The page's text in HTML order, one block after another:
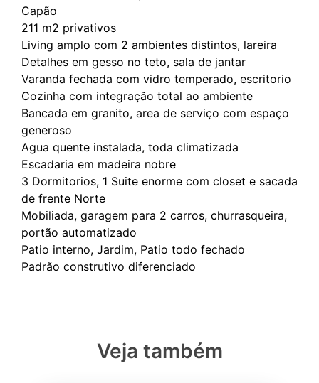
Capão
211 m2 privativos
Living amplo com 2 ambientes distintos, lareira
Detalhes em gesso no teto, sala de jantar
Varanda fechada com vidro temperado, escritorio
Cozinha com integração total ao ambiente
Bancada em granito, area de serviço com espaço
generoso
Agua quente instalada, toda climatizada
Escadaria em madeira nobre
3 Dormitorios, 1 Suite enorme com closet e sacada
de frente Norte
Mobiliada, garagem para 2 carros, churrasqueira,
portão automatizado
Patio interno, Jardim, Patio todo fechado
Veja também